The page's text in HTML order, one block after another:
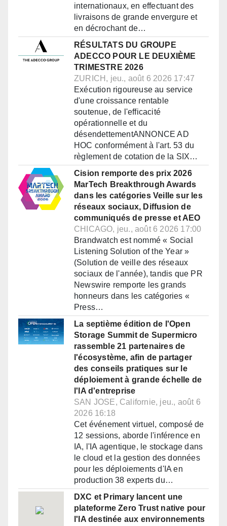
internationaux, en effectuant des
livraisons de grande envergure et
en décrochant de…
RÉSULTATS DU GROUPE
ADECCO POUR LE DEUXIÈME
TRIMESTRE 2026
ZURICH, jeu., août 6 2026 17:47
Exécution rigoureuse au service
d'une croissance rentable
soutenue, de l'efficacité
opérationnelle et du
désendettementANNONCE AD
HOC conformément à l'art. 53 du
règlement de cotation de la SIX…
Cision remporte des prix 2026
MarTech Breakthrough Awards
dans les catégories Veille sur les
réseaux sociaux, Diffusion de
communiqués de presse et AEO
CHICAGO, jeu., août 6 2026 17:00
Brandwatch est nommé « Social
Listening Solution of the Year »
(Solution de veille des réseaux
sociaux de l'année), tandis que PR
Newswire remporte les grands
honneurs dans les catégories «
Press…
La septième édition de l'Open
Storage Summit de Supermicro
rassemble 21 partenaires de
l'écosystème, afin de partager
des conseils pratiques sur le
déploiement à grande échelle de
l'IA d'entreprise
SAN JOSE, Californie, jeu., août 6
2026 16:18
Cet événement virtuel, composé de
12 sessions, aborde l'inférence en
IA, l'IA agentique, le stockage dans
le cloud et la gestion des données
pour les déploiements d'IA en
production 38 experts du…
DXC et Primary lancent une
plateforme Zero Trust native pour
l'IA destinée aux environnements